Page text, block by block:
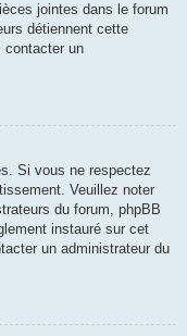
jointes dans le forum
détiennent cette
contacter un
Si vous ne respectez
Veuillez noter
du forum, phpBB
instauré sur cet
un administrateur du